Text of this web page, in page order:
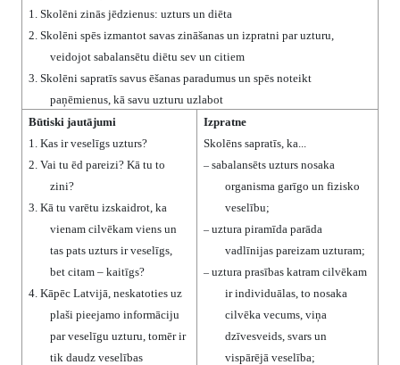
1.
Skolēni zinās jēdzienus: uzturs un diēta
2. Skolēni spēs izmantot savas zināšanas un izpratni par uzturu,
veidojot sabalansētu diētu sev un citiem
3. Skolēni sapratīs savus ēšanas paradumus un spēs noteikt
paņēmienus, kā savu uzturu uzlabot
Būtiski jautājumi
1.
Kas ir veselīgs uzturs?
2. Vai tu ēd pareizi? Kā tu to
zini?
3. Kā tu varētu izskaidrot, ka
vienam cilvēkam viens un
tas pats uzturs ir veselīgs,
bet citam – kaitīgs?
4. Kāpēc Latvijā, neskatoties uz
plaši pieejamo informāciju
par veselīgu uzturu, tomēr ir
tik daudz veselības
Izpratne
Skolēns sapratīs, ka...
– sabalansēts uzturs nosaka
organisma garīgo un fizisko
veselību;
– uztura piramīda parāda
vadlīnijas pareizam uzturam;
– uztura prasības katram cilvēkam
ir individuālas, to nosaka
cilvēka vecums, viņa
dzīvesveids, svars un
vispārējā veselība;